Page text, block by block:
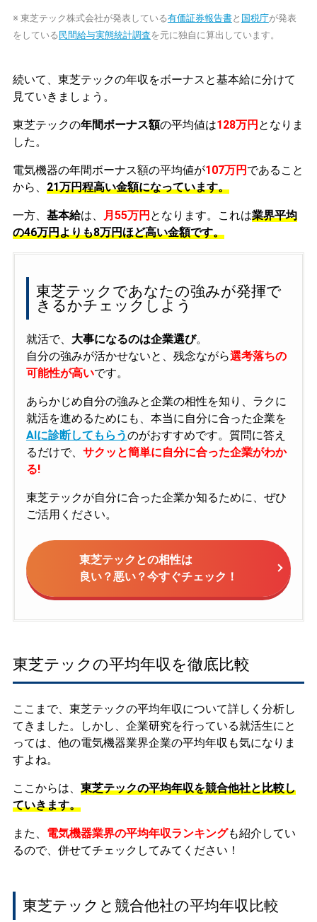
※ 東芝テック株式会社が発表している有価証券報告書と 国税庁が発表
をしている 民間給与実態統計調査を元に独自に算出しています。
続いて、東芝テックの年収をボーナスと基本給に分けて
見ていきましょう。
東芝テックの年間ボーナス額の平均値は128万円 となりま
した。
電気機器の年間ボーナス額の平均値が107万円 であること
から、 21万円程高い金額になっています。
一方、 基本給は、 月55万円 となります。これは業界平均
の46万円よりも8万円ほど高い金額です。
東芝テックであなたの強みが発揮で
きるかチェックしよう
就活で、 大事になるのは企業選び。
自分の強みが活かせないと、残念ながら選考落ちの
可能性が高いです。
あらかじめ自分の強みと企業の相性を知り、ラクに
就活を進めるためにも、本当に自分に合った企業を
AIに診断してもらうのがおすすめです。質問に答え
るだけで、 サクッと簡単に自分に合った企業がわか
る!
東芝テックが自分に合った企業か知るために、ぜひ
ご活用ください。
東芝テックとの相性は
良い？悪い？今すぐチェック！
東芝テックの平均年収を徹底比較
ここまで、東芝テックの平均年収について詳しく分析し
てきました。しかし、企業研究を行っている就活生にと
っては、他の電気機器業界企業の平均年収も気になりま
すよね。
ここからは、 東芝テックの平均年収を競合他社と比較し
ていきます。
また、 電気機器業界の平均年収ランキングも紹介してい
るので、併せてチェックしてみてください！
東芝テックと競合他社の平均年収比較